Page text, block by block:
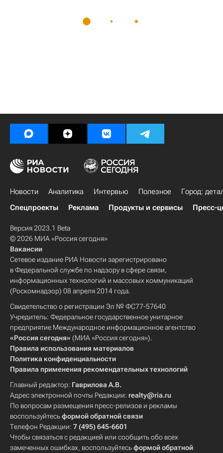
Новости Аналитика Интервью Полезное
Город:
Спецпроекты
Реклама Продукты и сервисы Пресс-
Версия 2023.1 Beta
© 2026 МИА «Россия сегодня»
Вакансии
Сетевое издание РИА Новости зарегистрировано
в Федеральной службе по надзору в сфере связи,
информационных технологий и массовых коммуникаций
(Роскомнадзор) 08 апреля 2014 года.
Свидетельство о регистрации Эл № ФС77-57640
Учредитель: Федеральное государственное унитарное
предприятие Международное информационное агентство
«Россия сегодня» (МИА «Россия сегодня»).
Правила использования материалов
Политика конфиденциальности
Правила применения рекомендательных технологий
Главный редактор: Гаврилова А.В.
Адрес электронной почты Редакции: realty@ria.ru
По вопросам размещения пресс-релизов и рекламы
воспользуйтесьформой обратной связи
Телефон Редакции: 7 (495) 645-6601
Чтобы связаться с редакцией или сообщить обо всех
замеченных ошибках, воспользуйтесьформой обратной